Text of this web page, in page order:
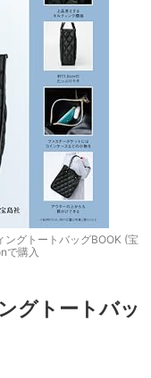
グトートバッグBOOK (宝
で購入
グトートバッ